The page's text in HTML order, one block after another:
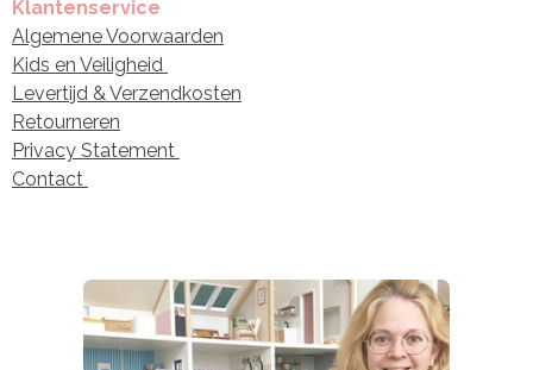
Klantenservice
Algemene Voorwaarden
Kids en Veiligheid
Levertijd & Verzendkosten
Retourneren
Privacy Statement
Contact